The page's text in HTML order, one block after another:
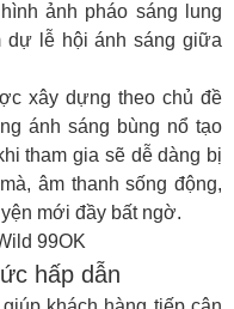
ảnh pháo sáng lung
dự lễ hội ánh sáng giữa
xây dựng theo chủ đề
ánh sáng bùng nổ tạo
tham gia sẽ dễ dàng bị
âm thanh sống động,
mới đầy bất ngờ.
99OK
hấp dẫn